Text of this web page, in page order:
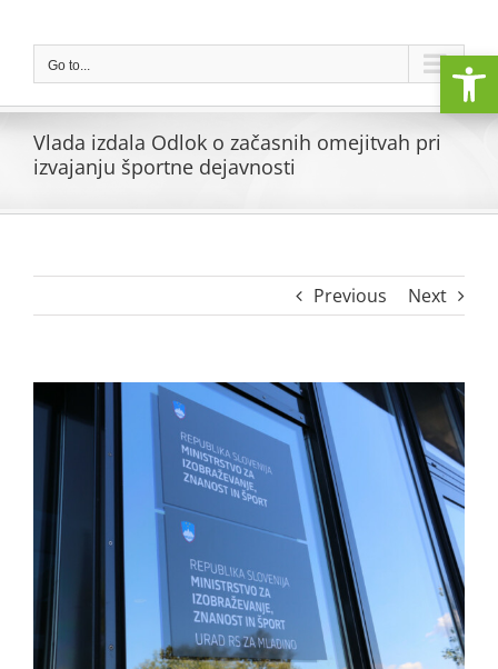
contentGo to...
Vlada izdala Odlok o začasnih omejitvah pri
izvajanju športne dejavnosti
Previous Next
Larger
Image